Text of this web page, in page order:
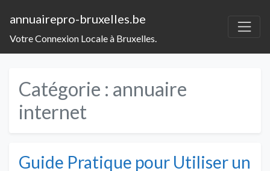
annuairepro-bruxelles.be
Votre Connexion Locale à Bruxelles.
Catégorie : annuaire
internet
Guide Pratique pour Utiliser un